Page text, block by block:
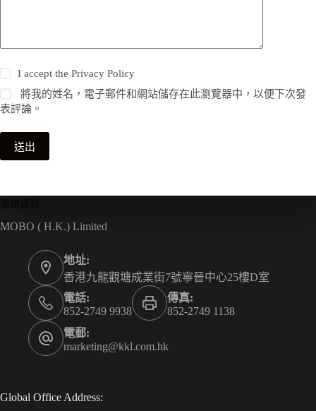
I accept thePrivacy Policy
將我的姓名，電子郵件和網站儲存在此瀏覽器中，以便下次發
表評論。
送出
MOBO ( H.K.) Limited
地址:
香港九龍觀塘成業街7號寧晉中心25樓D室
電話:
852-2749 9938
傳真:
852-2749 1138
電郵:
marketing@kkl.com.hk
Global Office Address: